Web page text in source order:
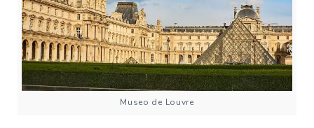
Museo de Louvre